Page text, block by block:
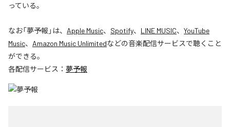
っている。
なお「夢予報 」は、 Apple Music、 Spotify、 LINE MUSIC、 YouTube
Music、 Amazon Music Unlimitedなどの音楽配信サービスで聴くこと
ができる。
各配信サービス： 夢予報